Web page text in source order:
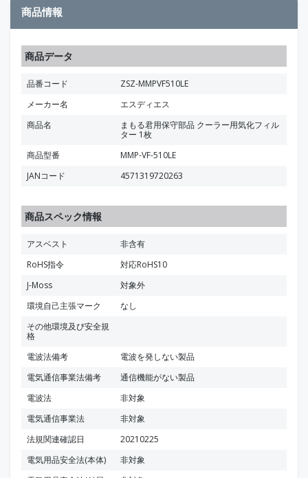
商品情報
商品データ
品番コード
ZSZ-MMPVF510LE
メーカー名
エスディエス
商品名
まもる君用保守部品 クーラー用気化フィル
ター 1枚
商品型番
MMP-VF-510LE
JANコード
4571319720263
商品スペック情報
アスベスト
非含有
RoHS指令
対応RoHS10
J-Moss
対象外
環境自己主張マーク
なし
その他環境及び安全規
格
電波法備考
電波を発しない製品
電気通信事業法備考
通信機能がない製品
電波法
非対象
電気通信事業法
非対象
法規関連確認日
20210225
電気用品安全法(本体)
非対象